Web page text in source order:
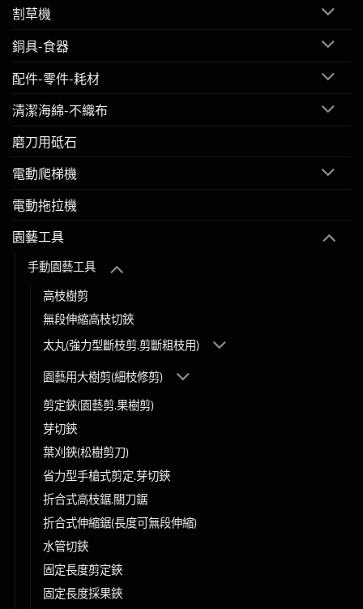
割草機
銅具-食器
配件-零件-耗材
清潔海綿-不織布
磨刀用砥石
電動爬梯機
電動拖拉機
園藝工具
手動園藝工具
高枝樹剪
無段伸縮高枝切鋏
太丸(強力型斷枝剪.剪斷粗枝用)
園藝用大樹剪(細枝修剪)
剪定鋏(園藝剪.果樹剪)
芽切鋏
葉刈鋏(松樹剪刀)
省力型手槍式剪定.芽切鋏
折合式高枝鋸.關刀鋸
折合式伸縮鋸(長度可無段伸縮)
水管切鋏
固定長度剪定鋏
固定長度採果鋏